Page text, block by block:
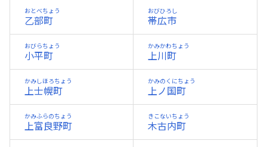
乙部町
おとべちょう
帯広市
おびひろし
小平町
おびらちょう
上川町
かみかわちょう
上士幌町
かみしほろちょう
上ノ国町
かみのくにちょう
上富良野町
かみふらのちょう
木古内町
きこないちょう